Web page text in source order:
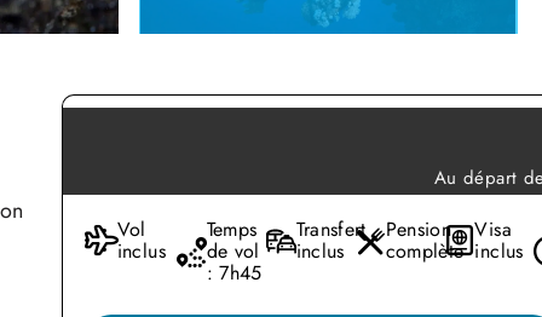
Au départ
Vol
inclus
Temps
de vol
: 7h45
Transfert
inclus
Pension
complète
Visa
inclus